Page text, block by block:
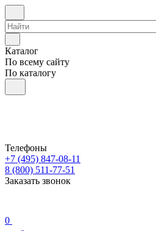
Каталог
По всему сайту
По каталогу
Телефоны
+7 (495) 847-08-11
8 (800) 511-77-51
Заказать звонок
0